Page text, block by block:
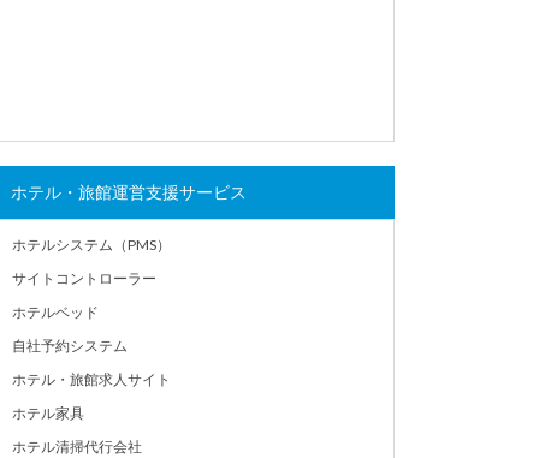
ホテル・旅館運営支援サービス
ホテルシステム（PMS）
サイトコントローラー
ホテルベッド
自社予約システム
ホテル・旅館求人サイト
ホテル家具
ホテル清掃代行会社